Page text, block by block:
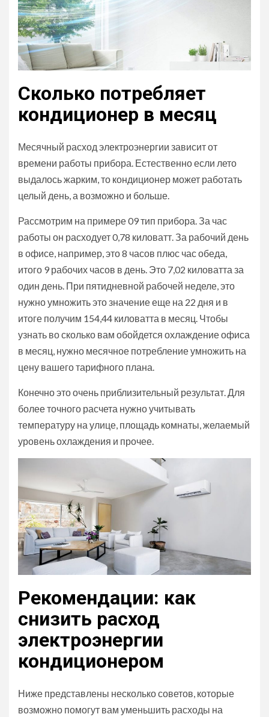
Сколько потребляет
кондиционер в месяц
Месячный расход электроэнергии зависит от
времени работы прибора. Естественно если лето
выдалось жарким, то кондиционер может работать
целый день, а возможно и больше.
Рассмотрим на примере 09 тип прибора. За час
работы он расходует 0,78 киловатт. За рабочий день
в офисе, например, это 8 часов плюс час обеда,
итого 9 рабочих часов в день. Это 7,02 киловатта за
один день. При пятидневной рабочей неделе, это
нужно умножить это значение еще на 22 дня и в
итоге получим 154,44 киловатта в месяц. Чтобы
узнать во сколько вам обойдется охлаждение офиса
в месяц, нужно месячное потребление умножить на
цену вашего тарифного плана.
Конечно это очень приблизительный результат. Для
более точного расчета нужно учитывать
температуру на улице, площадь комнаты, желаемый
уровень охлаждения и прочее.
Рекомендации: как
снизить расход
электроэнергии
кондиционером
Ниже представлены несколько советов, которые
возможно помогут вам уменьшить расходы на